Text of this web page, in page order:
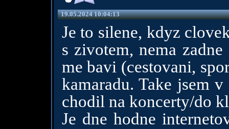
19.05.2024 10:04:13
Je to silene, kdyz
s zivotem, nema
me bavi (cestovani,
kamaradu. Take jsem
chodil na koncerty/do
Je dne hodne